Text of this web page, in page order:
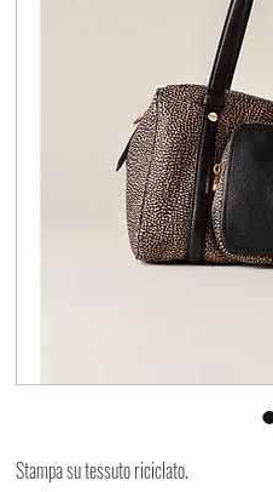
Stampa su tessuto riciclato.